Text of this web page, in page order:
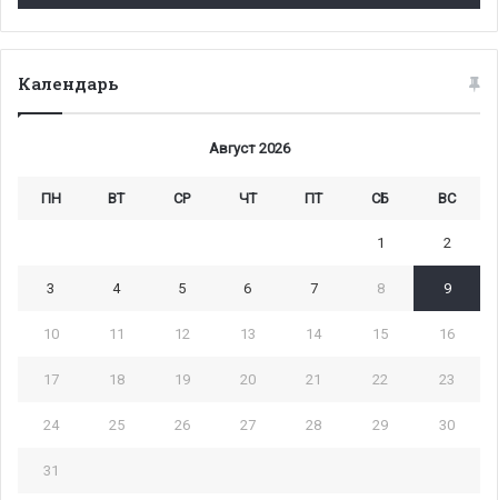
Календарь
Август 2026
ПН ВТ СР ЧТ ПТ СБ ВС
1 2
3 4 5 6 7 8 9
10 11 12 13 14 15 16
17 18 19 20 21 22 23
24 25 26 27 28 29 30
31